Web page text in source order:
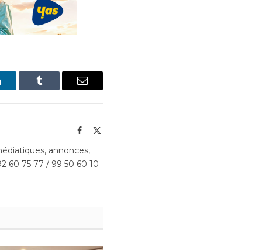
Tumblr Email
Facebook
annonces,
60 75 77 / 99 50 60 10